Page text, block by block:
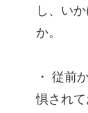
し、い
か。
・ 従前
惧され